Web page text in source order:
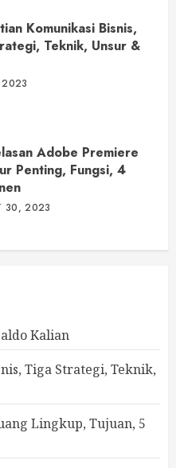
Komunikasi Bisnis,
Teknik, Unsur &
Adobe Premiere
Penting, Fungsi, 4
30, 2023
Kalian
Tiga Strategi, Teknik,
Lingkup, Tujuan, 5